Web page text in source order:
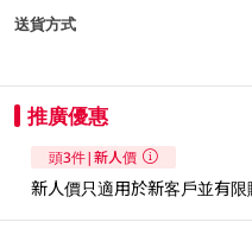
送貨方式
推廣優惠
頭3件|新人價
新人價只適用於新客戶並有